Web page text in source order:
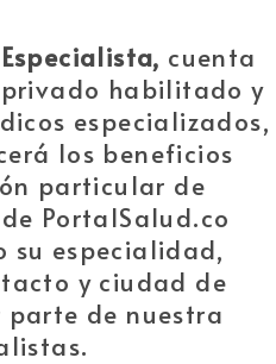
cuenta
habilitado y
especializados,
los beneficios
particular de
PortalSalud.co
su especialidad,
y ciudad de
de nuestra